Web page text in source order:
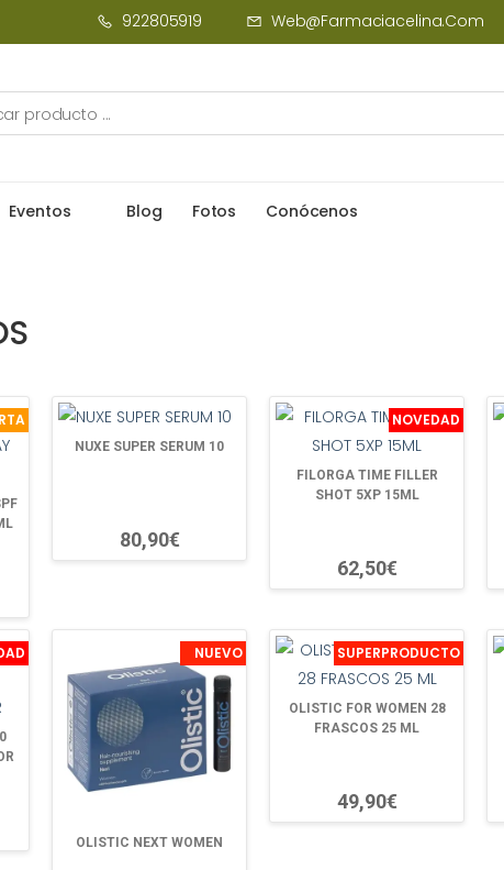
922805919 Web@farmaciacelina.com
Eventos Blog Fotos Conócenos
NUXE SUPER SERUM 10
80,90€
NOVEDAD
FILORGA TIME FILLER
SHOT 5XP 15ML
62,50€
NUEVO
OLISTIC NEXT WOMEN
SUPERPRODUCTO
OLISTIC FOR WOMEN 28
FRASCOS 25 ML
49,90€